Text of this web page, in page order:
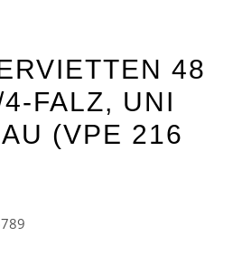
48
FALZ, UNI
(VPE 216